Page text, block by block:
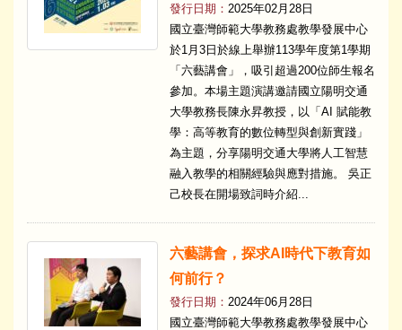
發行日期： 2025年02月28日
國立臺灣師範大學教務處教學發展中心
於1月3日於線上舉辦113學年度第1學期
「六藝講會」，吸引超過200位師生報名
參加。本場主題演講邀請國立陽明交通
大學教務長陳永昇教授，以「AI 賦能教
學：高等教育的數位轉型與創新實踐」
為主題，分享陽明交通大學將人工智慧
融入教學的相關經驗與應對措施。 吳正
己校長在開場致詞時介紹...
六藝講會，探求AI時代下教育如
何前行？
發行日期： 2024年06月28日
國立臺灣師範大學教務處教學發展中心